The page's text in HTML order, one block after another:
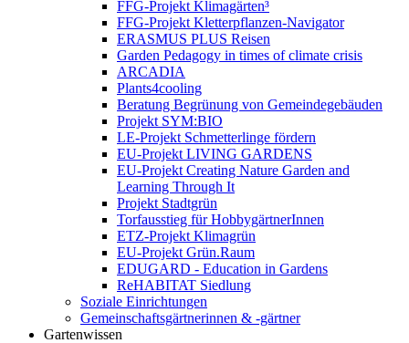
FFG-Projekt Klimagärten³
FFG-Projekt Kletterpflanzen-Navigator
ERASMUS PLUS Reisen
Garden Pedagogy in times of climate crisis
ARCADIA
Plants4cooling
Beratung Begrünung von Gemeindegebäuden
Projekt SYM:BIO
LE-Projekt Schmetterlinge fördern
EU-Projekt LIVING GARDENS
EU-Projekt Creating Nature Garden and
Learning Through It
Projekt Stadtgrün
Torfausstieg für HobbygärtnerInnen
ETZ-Projekt Klimagrün
EU-Projekt Grün.Raum
EDUGARD - Education in Gardens
ReHABITAT Siedlung
Soziale Einrichtungen
Gemeinschaftsgärtnerinnen & -gärtner
Gartenwissen